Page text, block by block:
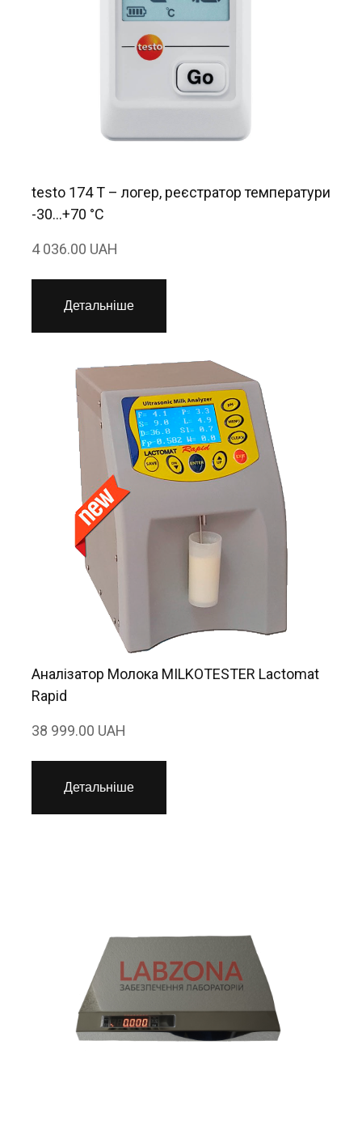
testo 174 T – логер, реєстратор температури
-30…+70 °C
4 036.00 UAH
Детальніше
Аналізатор Молока MILKOTESTER Lactomat
Rapid
38 999.00 UAH
Детальніше